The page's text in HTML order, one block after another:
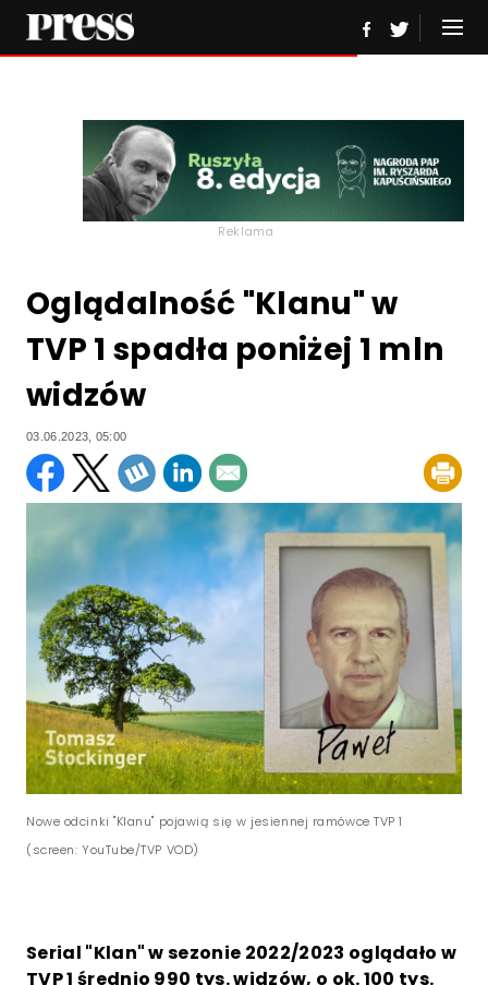
Reklama
Oglądalność "Klanu" w
TVP 1 spadła poniżej 1 mln
widzów
03.06.2023, 05:00
Nowe odcinki "Klanu" pojawią się w jesiennej ramówce TVP 1
(screen: YouTube/TVP VOD)
Serial "Klan" w sezonie 2022/2023 oglądało w
TVP 1 średnio 990 tys. widzów, o ok. 100 tys.